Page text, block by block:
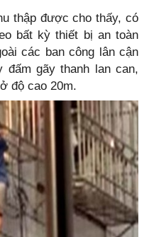
thập được cho thấy, có
bất kỳ thiết bị an toàn
các ban công lân cận
đấm gãy thanh lan can,
độ cao 20m.